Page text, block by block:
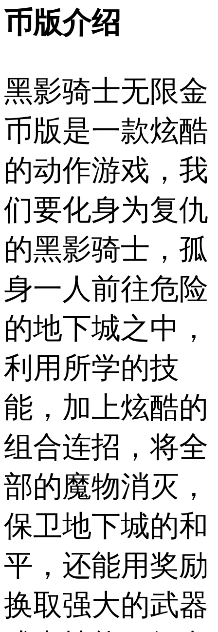
币版介绍
黑影骑士无限金
币版是一款炫酷
的动作游戏，我
们要化身为复仇
的黑影骑士，孤
身一人前往危险
的地下城之中，
利用所学的技
能，加上炫酷的
组合连招，将全
部的魔物消灭，
保卫地下城的和
平，还能用奖励
换取强大的武器